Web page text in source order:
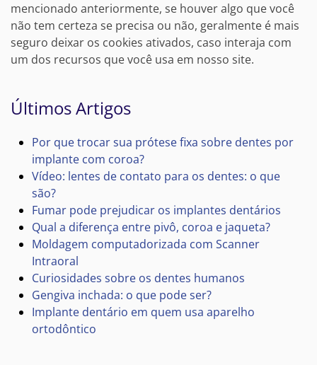
mencionado anteriormente, se houver algo que você
não tem certeza se precisa ou não, geralmente é mais
seguro deixar os cookies ativados, caso interaja com
um dos recursos que você usa em nosso site.
Últimos Artigos
Por que trocar sua prótese fixa sobre dentes por
implante com coroa?
Vídeo: lentes de contato para os dentes: o que
são?
Fumar pode prejudicar os implantes dentários
Qual a diferença entre pivô, coroa e jaqueta?
Moldagem computadorizada com Scanner
Intraoral
Curiosidades sobre os dentes humanos
Gengiva inchada: o que pode ser?
Implante dentário em quem usa aparelho
ortodôntico